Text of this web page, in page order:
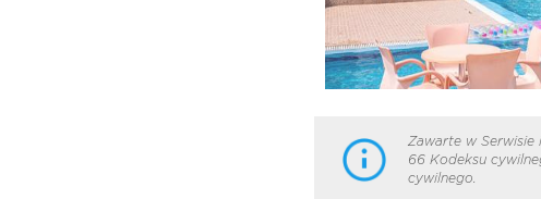
Zawarte w
66 Kodeksu
cywilnego.